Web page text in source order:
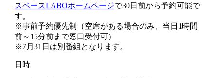
スペースLABOホームページで30日前から予約可能で
す。
※事前予約優先制（空席がある場合のみ、当日1時間
前～15分前まで窓口受付可）
※7月31日は別番組となります。
日時